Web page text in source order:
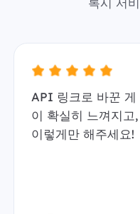
API 링크로 바꾼
이 확실히 느껴지고
이렇게만 해주세요!